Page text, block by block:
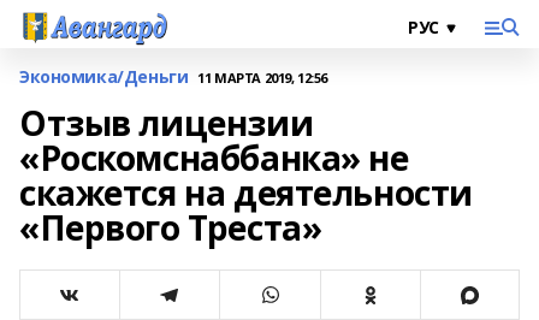
Экономика/Деньги 11 МАРТА 2019, 12:56
Отзыв лицензии
«Роскомснаббанка» не
скажется на деятельности
«Первого Треста»